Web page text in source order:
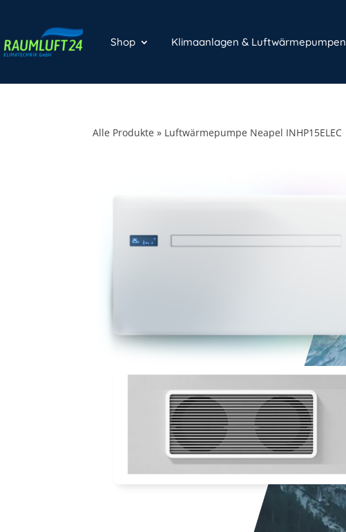
Shop Klimaanlagen & Luftwärmepumpen
Alle Produkte » Luftwärmepumpe Neapel INHP15ELEC